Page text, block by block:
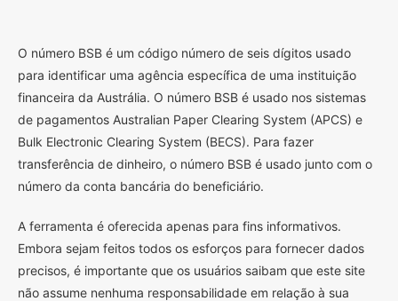
O número BSB é um código número de seis dígitos usado
para identificar uma agência específica de uma instituição
financeira da Austrália. O número BSB é usado nos sistemas
de pagamentos Australian Paper Clearing System (APCS) e
Bulk Electronic Clearing System (BECS). Para fazer
transferência de dinheiro, o número BSB é usado junto com o
número da conta bancária do beneficiário.
A ferramenta é oferecida apenas para fins informativos.
Embora sejam feitos todos os esforços para fornecer dados
precisos, é importante que os usuários saibam que este site
não assume nenhuma responsabilidade em relação à sua